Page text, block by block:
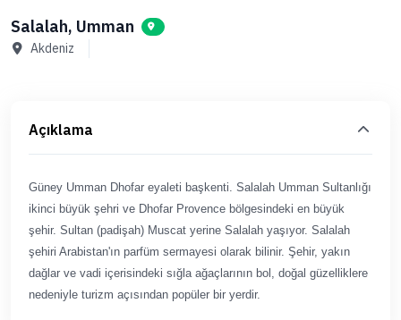
Salalah, Umman
Akdeniz
Açıklama
Güney Umman Dhofar eyaleti başkenti. Salalah Umman Sultanlığı
ikinci büyük şehri ve Dhofar Provence bölgesindeki en büyük
şehir. Sultan (padişah) Muscat yerine Salalah yaşıyor. Salalah
şehiri Arabistan'ın parfüm sermayesi olarak bilinir. Şehir, yakın
dağlar ve vadi içerisindeki sığla ağaçlarının bol, doğal güzelliklere
nedeniyle turizm açısından popüler bir yerdir.